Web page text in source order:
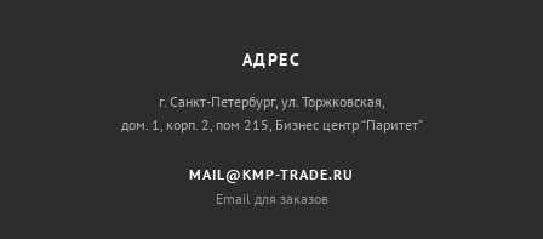
АДРЕС
г. Санкт-Петербург, ул. Торжковская,
дом. 1, корп. 2, пом 215, Бизнес центр “Паритет”
MAIL@KMP-TRADE.RU
Email для заказов